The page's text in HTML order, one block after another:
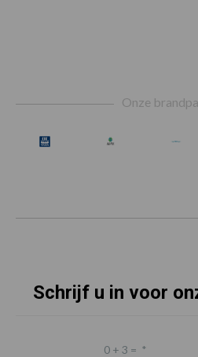
Onze
Schrijf u in voor
0 + 3 = *